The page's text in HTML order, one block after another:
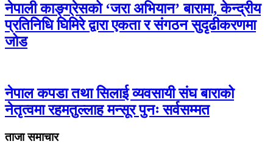
नेपाली काङ्ग्रेसको ‘जरा अभियान’ बारामा, केन्द्रीय
प्रतिनिधि घिमिरे द्वारा एकता र संगठन सुदृढीकरणमा
जोड
नेपाल कपडा तथा सिलाई व्यवसायी संघ बाराको
नेतृत्वमा रहमतुल्लाह मन्सूर पुनः सर्वसम्मत
ताजा समाचार